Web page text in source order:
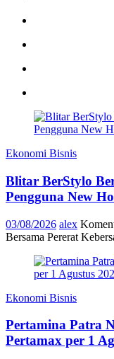
Ekonomi Bisnis
Blitar BerStylo
Pengguna New
03/08/2026 alex
Bersama Pererat
Ekonomi Bisnis
Pertamina Patra
Pertamax per 1